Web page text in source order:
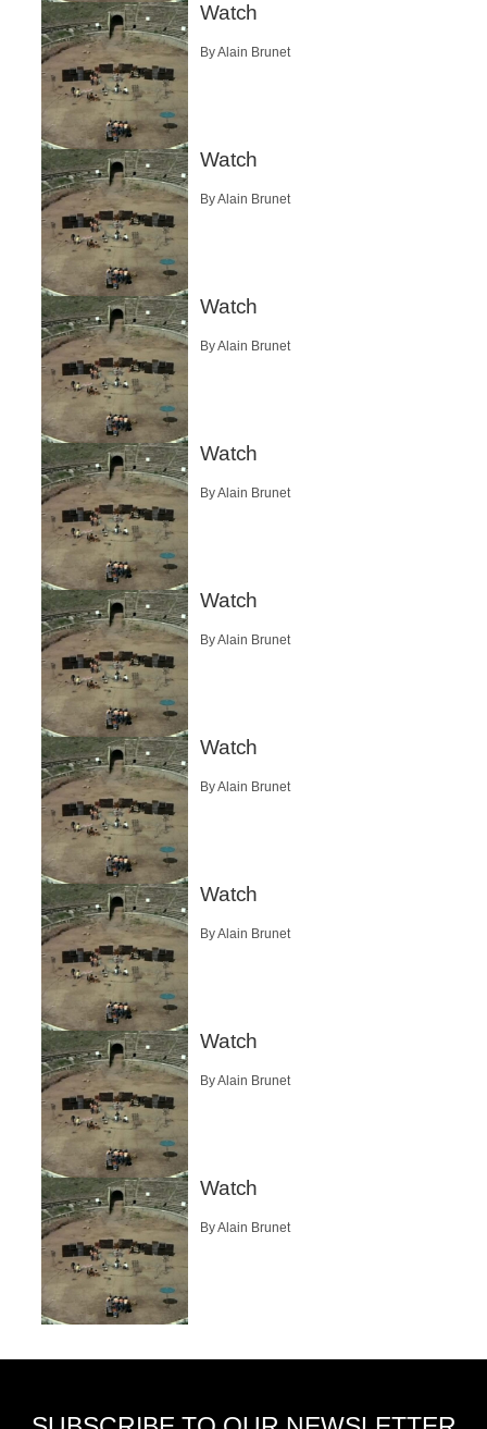
Watch
By Alain Brunet
Watch
By Alain Brunet
Watch
By Alain Brunet
Watch
By Alain Brunet
Watch
By Alain Brunet
Watch
By Alain Brunet
Watch
By Alain Brunet
Watch
By Alain Brunet
Watch
By Alain Brunet